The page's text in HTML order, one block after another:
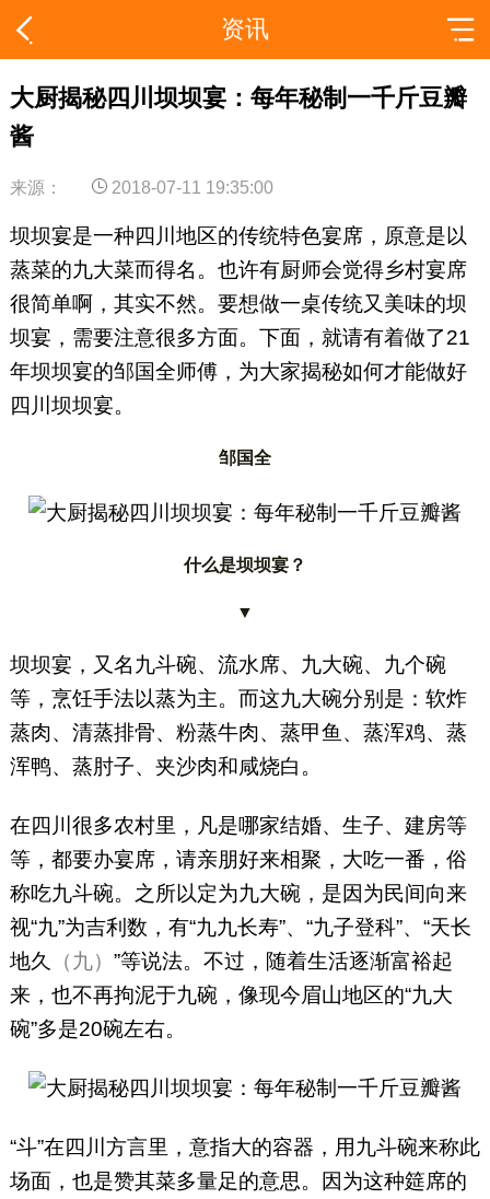
资讯
大厨揭秘四川坝坝宴：每年秘制一千斤豆瓣
酱
来源： 2018-07-11 19:35:00
坝坝宴是一种四川地区的传统特色宴席，原意是以
蒸菜的九大菜而得名。也许有厨师会觉得乡村宴席
很简单啊，其实不然。要想做一桌传统又美味的坝
坝宴，需要注意很多方面。下面，就请有着做了21
年坝坝宴的邹国全师傅，为大家揭秘如何才能做好
四川坝坝宴。
邹国全
什么是坝坝宴？
▼
坝坝宴，又名九斗碗、流水席、九大碗、九个碗
等，烹饪手法以蒸为主。而这九大碗分别是：软炸
蒸肉、清蒸排骨、粉蒸牛肉、蒸甲鱼、蒸浑鸡、蒸
浑鸭、蒸肘子、夹沙肉和咸烧白。
在四川很多农村里，凡是哪家结婚、生子、建房等
等，都要办宴席，请亲朋好来相聚，大吃一番，俗
称吃九斗碗。之所以定为九大碗，是因为民间向来
视“九”为吉利数，有“九九长寿”、“九子登科”、“天长
地久
（九） ”等说法。不过，随着生活逐渐富裕起
来，也不再拘泥于九碗，像现今眉山地区的“九大
碗”多是20碗左右。
“斗”在四川方言里，意指大的容器，用九斗碗来称此
场面，也是赞其菜多量足的意思。因为这种筵席的